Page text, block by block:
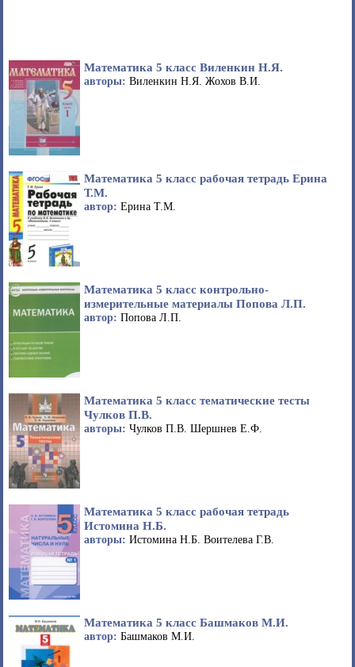
Математика 5 класс Виленкин Н.Я.
авторы: Виленкин Н.Я. Жохов В.И.
Математика 5 класс рабочая тетрадь Ерина
Т.М.
автор: Ерина Т.М.
Математика 5 класс контрольно-
измерительные материалы Попова Л.П.
автор: Попова Л.П.
Математика 5 класс тематические тесты
Чулков П.В.
авторы: Чулков П.В. Шершнев Е.Ф.
Математика 5 класс рабочая тетрадь
Истомина Н.Б.
авторы: Истомина Н.Б. Воителева Г.В.
Математика 5 класс Башмаков М.И.
автор: Башмаков М.И.